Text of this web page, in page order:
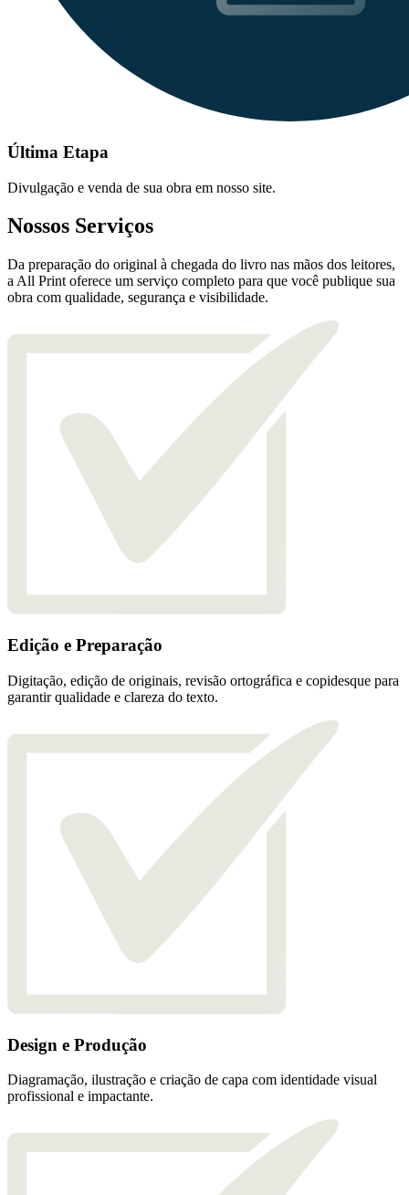
Última Etapa
Divulgação e venda de sua obra em nosso site.
Nossos Serviços
Da preparação do original à chegada do livro nas mãos dos leitores,
a All Print oferece um serviço completo para que você publique sua
obra com qualidade, segurança e visibilidade.
Edição e Preparação
Digitação, edição de originais, revisão ortográfica e copidesque para
garantir qualidade e clareza do texto.
Design e Produção
Diagramação, ilustração e criação de capa com identidade visual
profissional e impactante.